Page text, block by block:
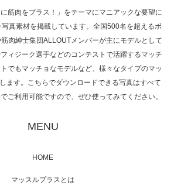
（6/8放送）
画「メカバース」舞台挨拶へマッスルプラ
筋肉をプラス！」をテーマにマニアックな要望に
真素材を掲載しています。全国500名を超えるボ
肉紳士集団ALLOUTメンバーが主にモデルとして
ィジーク選手などのコンテストで活躍するマッチ
でもマッチョなモデルなど、様々なタイプのマッ
ます。こちらでダウンロードできる写真はすべて
ご利用可能ですので、ぜひ使ってみてください。
MENU
HOME
マッスルプラスとは